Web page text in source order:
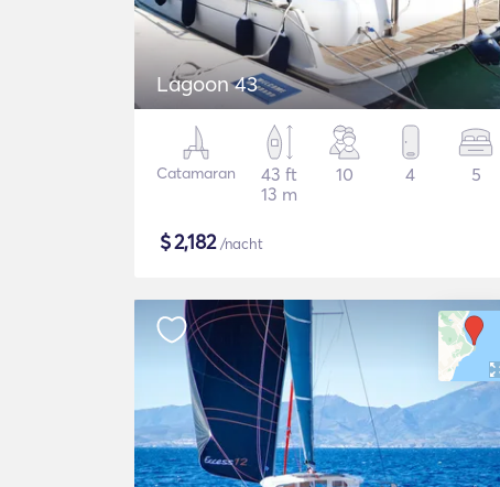
Lagoon 43
Catamaran
43 ft
13 m
10 4 5
$2,182/nacht